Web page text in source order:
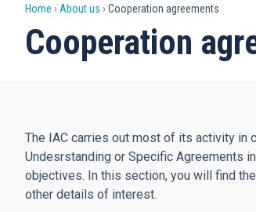
Breadcrumb
Home About us Cooperation agreements
Cooperation
The IAC carries out most of its activity in
Undesrstanding or Specific Agreements
objectives. In this section, you will find
other details of interest.